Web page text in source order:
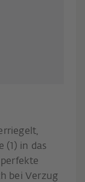
(1) in das
bei Verzug